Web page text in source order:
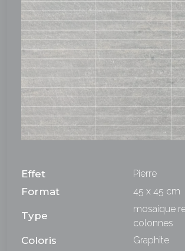
Effet Pierre
Format 45 x 45 cm
Type
mosaique
colonnes
Coloris Graphite